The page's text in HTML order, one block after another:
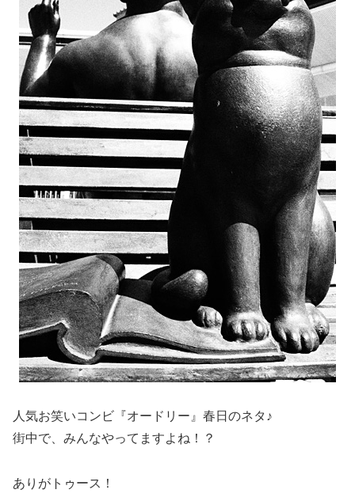
人気お笑いコンビ『オードリー』春日のネタ♪
街中で、みんなやってますよね！？
ありがトゥース！